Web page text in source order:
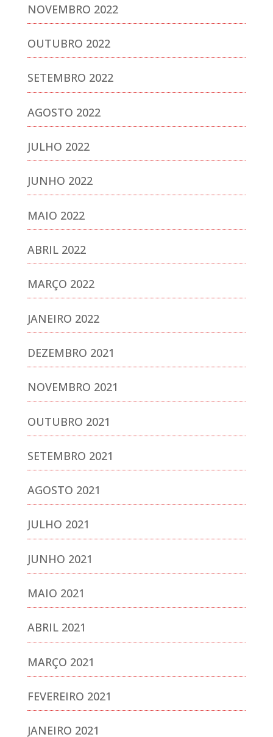
NOVEMBRO 2022
OUTUBRO 2022
SETEMBRO 2022
AGOSTO 2022
JULHO 2022
JUNHO 2022
MAIO 2022
ABRIL 2022
MARÇO 2022
JANEIRO 2022
DEZEMBRO 2021
NOVEMBRO 2021
OUTUBRO 2021
SETEMBRO 2021
AGOSTO 2021
JULHO 2021
JUNHO 2021
MAIO 2021
ABRIL 2021
MARÇO 2021
FEVEREIRO 2021
JANEIRO 2021